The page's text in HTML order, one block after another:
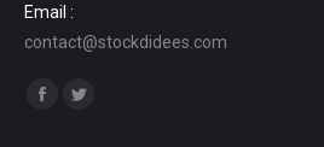
Email :
contact@stockdidees.com
Trouvez nous sur :